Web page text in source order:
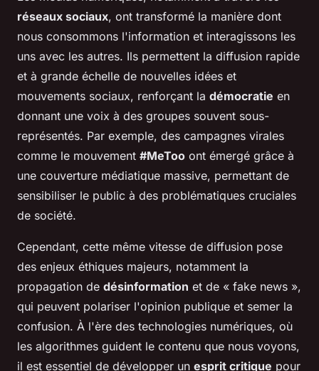
réseaux sociaux, ont transformé la manière dont
nous consommons l'information et interagissons les
uns avec les autres. Ils permettent la diffusion rapide
et à grande échelle de nouvelles idées et
mouvements sociaux, renforçant la démocratie en
donnant une voix à des groupes souvent sous-
représentés. Par exemple, des campagnes virales
comme le mouvement #MeToo ont émergé grâce à
une couverture médiatique massive, permettant de
sensibiliser le public à des problématiques cruciales
de société.
Cependant, cette même vitesse de diffusion pose
des enjeux éthiques majeurs, notamment la
propagation de désinformation et de « fake news »,
qui peuvent polariser l'opinion publique et semer la
confusion. À l'ère des technologies numériques, où
les algorithmes guident le contenu que nous voyons,
il est essentiel de développer un esprit critique pour